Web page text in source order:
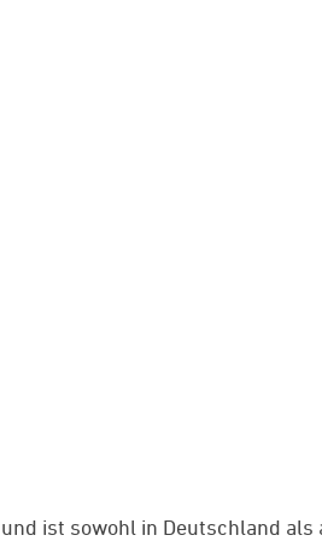
ist sowohl in Deutschland als